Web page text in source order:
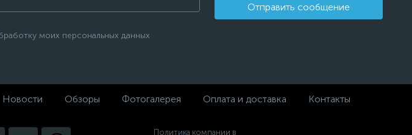
Отправить сообщение
моих персональных данных
Новости Обзоры Фотогалерея Оплата и доставка Контакты
Политика компании в